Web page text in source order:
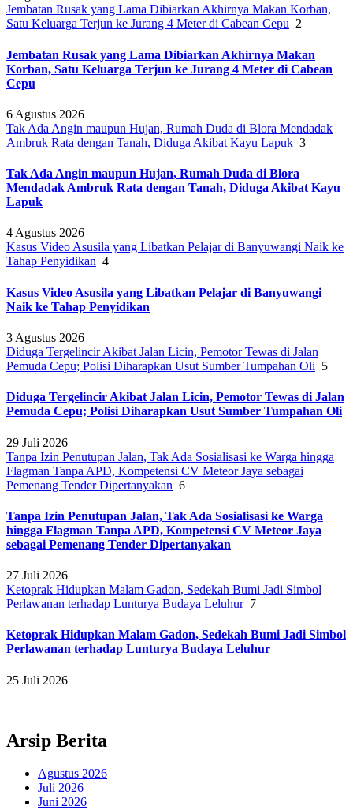
Jembatan Rusak yang Lama Dibiarkan Akhirnya Makan Korban,
Satu Keluarga Terjun ke Jurang 4 Meter di Cabean Cepu 2
Jembatan Rusak yang Lama Dibiarkan Akhirnya Makan
Korban, Satu Keluarga Terjun ke Jurang 4 Meter di Cabean
Cepu
6 Agustus 2026
Tak Ada Angin maupun Hujan, Rumah Duda di Blora Mendadak
Ambruk Rata dengan Tanah, Diduga Akibat Kayu Lapuk 3
Tak Ada Angin maupun Hujan, Rumah Duda di Blora
Mendadak Ambruk Rata dengan Tanah, Diduga Akibat Kayu
Lapuk
4 Agustus 2026
Kasus Video Asusila yang Libatkan Pelajar di Banyuwangi Naik ke
Tahap Penyidikan 4
Kasus Video Asusila yang Libatkan Pelajar di Banyuwangi
Naik ke Tahap Penyidikan
3 Agustus 2026
Diduga Tergelincir Akibat Jalan Licin, Pemotor Tewas di Jalan
Pemuda Cepu; Polisi Diharapkan Usut Sumber Tumpahan Oli 5
Diduga Tergelincir Akibat Jalan Licin, Pemotor Tewas di Jalan
Pemuda Cepu; Polisi Diharapkan Usut Sumber Tumpahan Oli
29 Juli 2026
Tanpa Izin Penutupan Jalan, Tak Ada Sosialisasi ke Warga hingga
Flagman Tanpa APD, Kompetensi CV Meteor Jaya sebagai
Pemenang Tender Dipertanyakan 6
Tanpa Izin Penutupan Jalan, Tak Ada Sosialisasi ke Warga
hingga Flagman Tanpa APD, Kompetensi CV Meteor Jaya
sebagai Pemenang Tender Dipertanyakan
27 Juli 2026
Ketoprak Hidupkan Malam Gadon, Sedekah Bumi Jadi Simbol
Perlawanan terhadap Lunturya Budaya Leluhur 7
Ketoprak Hidupkan Malam Gadon, Sedekah Bumi Jadi Simbol
Perlawanan terhadap Lunturya Budaya Leluhur
25 Juli 2026
Arsip Berita
Agustus 2026
Juli 2026
Juni 2026